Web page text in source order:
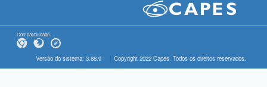
Gabinete de Segurança Institucional
Advocacia-Geral da União
Compatibilidade
Versão do sistema: 3.88.9 Copyright 2022 Capes. Todos os direitos reservados.